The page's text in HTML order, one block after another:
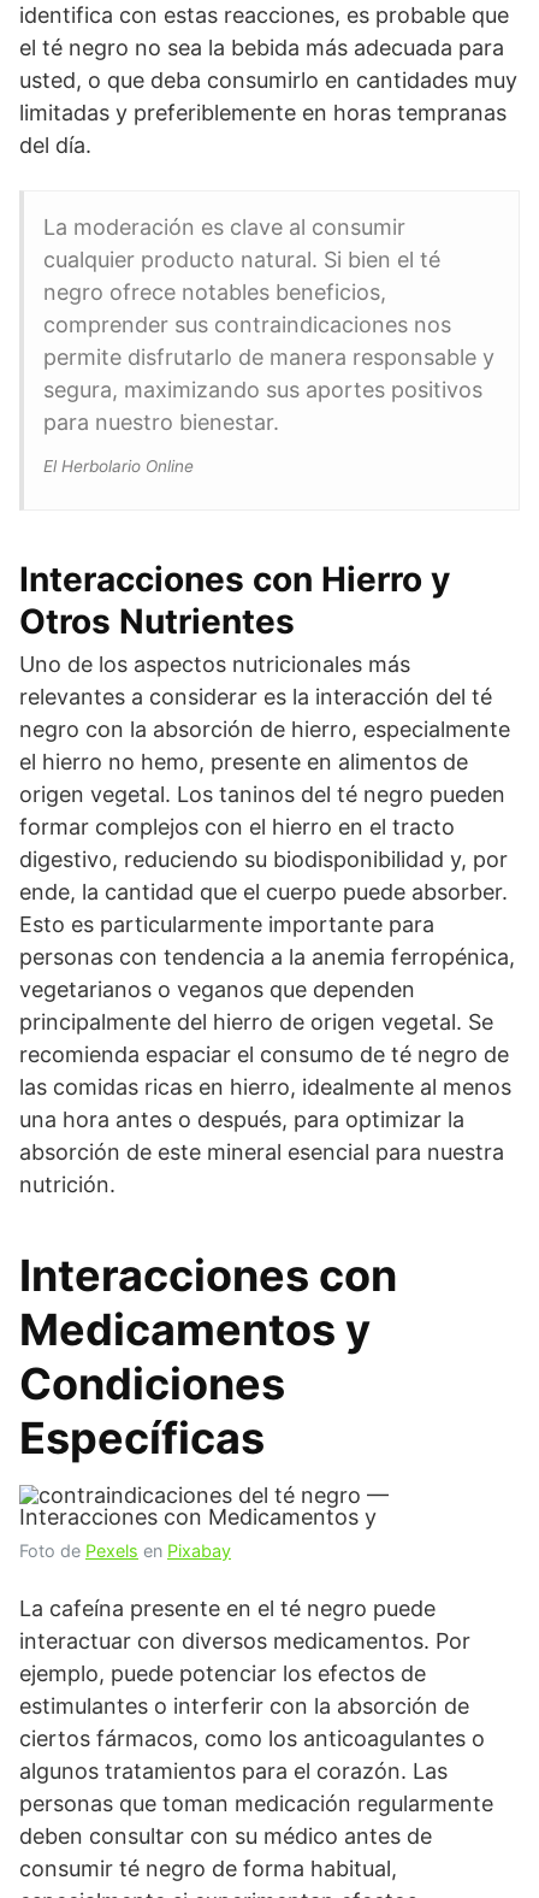
identifica con estas reacciones, es probable que
el té negro no sea la bebida más adecuada para
usted, o que deba consumirlo en cantidades muy
limitadas y preferiblemente en horas tempranas
del día.
La moderación es clave al consumir
cualquier producto natural. Si bien el té
negro ofrece notables beneficios,
comprender sus contraindicaciones nos
permite disfrutarlo de manera responsable y
segura, maximizando sus aportes positivos
para nuestro bienestar.
El Herbolario Online
Interacciones con Hierro y
Otros Nutrientes
Uno de los aspectos nutricionales más
relevantes a considerar es la interacción del té
negro con la absorción de hierro, especialmente
el hierro no hemo, presente en alimentos de
origen vegetal. Los taninos del té negro pueden
formar complejos con el hierro en el tracto
digestivo, reduciendo su biodisponibilidad y, por
ende, la cantidad que el cuerpo puede absorber.
Esto es particularmente importante para
personas con tendencia a la anemia ferropénica,
vegetarianos o veganos que dependen
principalmente del hierro de origen vegetal. Se
recomienda espaciar el consumo de té negro de
las comidas ricas en hierro, idealmente al menos
una hora antes o después, para optimizar la
absorción de este mineral esencial para nuestra
nutrición.
Interacciones con
Medicamentos y
Condiciones
Específicas
Foto de Pexels en Pixabay
La cafeína presente en el té negro puede
interactuar con diversos medicamentos. Por
ejemplo, puede potenciar los efectos de
estimulantes o interferir con la absorción de
ciertos fármacos, como los anticoagulantes o
algunos tratamientos para el corazón. Las
personas que toman medicación regularmente
deben consultar con su médico antes de
consumir té negro de forma habitual,